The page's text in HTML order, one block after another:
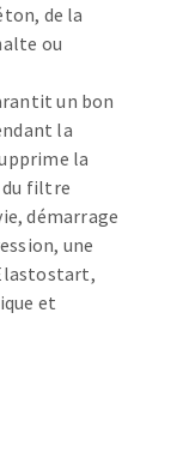
MÉTAL
de la
ou
un bon
la
la
filtre
démarrage
une
et